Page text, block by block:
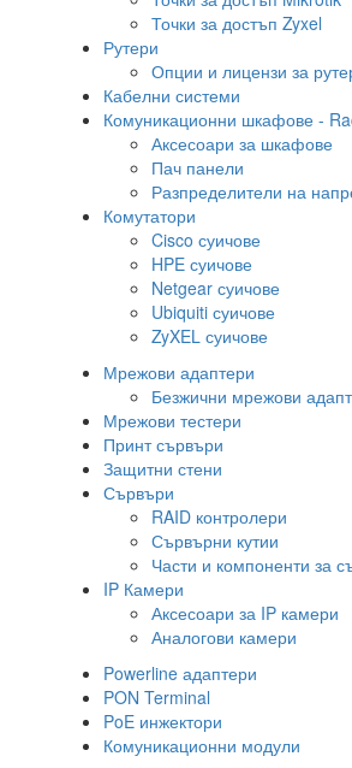
Точки за достъп Zyxel
Рутери
Опции и лицензи за
Кабелни системи
Комуникационни шкафове -
Аксесоари за шкафове
Пач панели
Разпределители на
Комутатори
Cisco суичове
HPE суичове
Netgear суичове
Ubiquiti суичове
ZyXEL суичове
Мрежови адаптери
Безжични мрежови
Мрежови тестери
Принт сървъри
Защитни стени
Сървъри
RAID контролери
Сървърни кутии
Части и компоненти за
IP Камери
Аксесоари за IP камери
Аналогови камери
Powerline адаптери
PON Terminal
PoE инжектори
Комуникационни модули